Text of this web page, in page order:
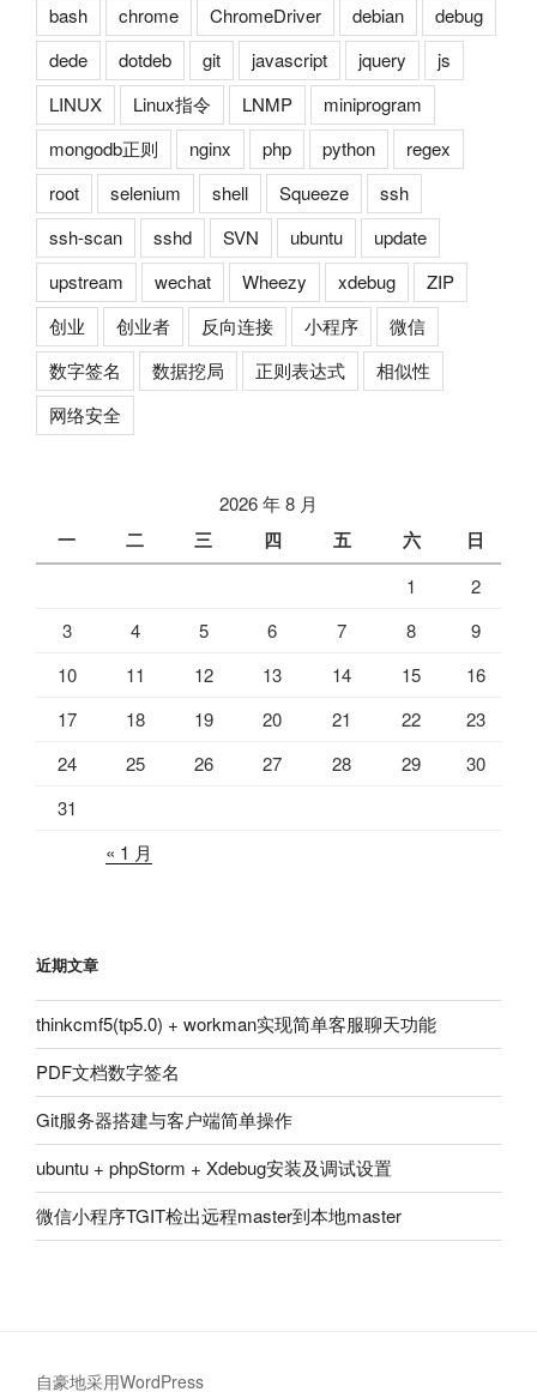
bash chrome ChromeDriver debian
debug
dede
dotdeb git javascript jquery
js
LINUX
Linux指令 LNMP
miniprogram
mongodb正则
nginx php python
regex
root
selenium shell Squeeze
ssh
ssh-scan
sshd SVN ubuntu
update
upstream
wechat Wheezy xdebug
ZIP
创业
创业者 反向连接 小程序
微信
数字签名
数据挖局 正则表达式
相似性
网络安全
2026 年 8 月
一 二 三 四 五 六 日
1
2
3
4 5 6 7 8
9
10
11 12 13 14 15
16
17
18 19 20 21 22
23
24
25 26 27 28 29
30
31
« 1 月
近期文章
thinkcmf5(tp5.0) + workman实现简单客服聊天功能
PDF文档数字签名
Git服务器搭建与客户端简单操作
ubuntu + phpStorm + Xdebug安装及调试设置
微信小程序TGIT检出远程master到本地master
自豪地采用WordPress